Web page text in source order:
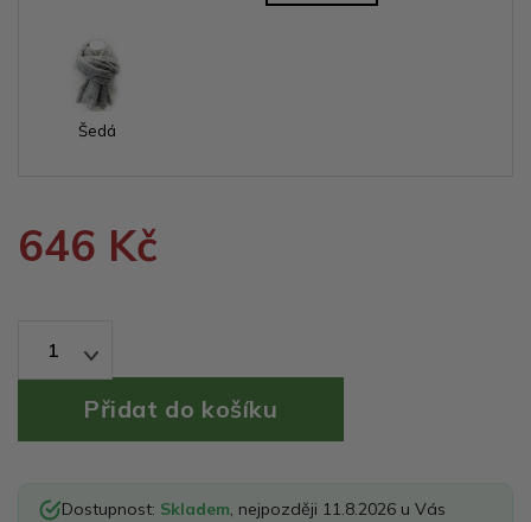
Šedá
646 Kč
1
Dostupnost: Skladem, nejpozději 11.8.2026 u Vás